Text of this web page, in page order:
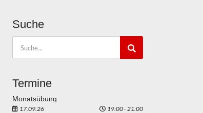
Suche
Termine
Monatsübung
17.09.26 19:00 - 21:00